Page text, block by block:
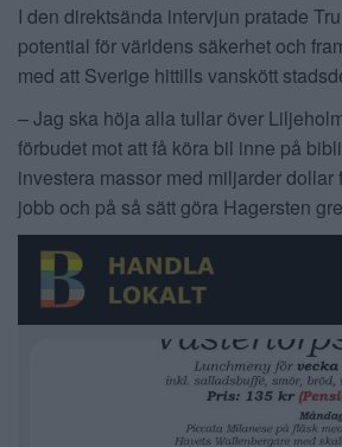
I den direktsända intervjun pratade
potential för världens säkerhet och
med att Sverige hittills vanskött
– Jag ska höja alla tullar över
förbudet mot att få köra bil inne på
investera massor med miljarder
jobb och på så sätt göra Hagersten